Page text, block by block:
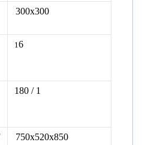
300х300
1 6
180 / 1
750х520х850